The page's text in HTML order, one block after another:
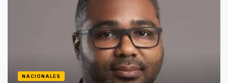
NACIONALES